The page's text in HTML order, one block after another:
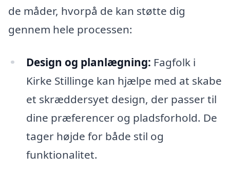
de måder, hvorpå de kan støtte dig
gennem hele processen:
Design og planlægning: Fagfolk i
Kirke Stillinge kan hjælpe med at skabe
et skræddersyet design, der passer til
dine præferencer og pladsforhold. De
tager højde for både stil og
funktionalitet.